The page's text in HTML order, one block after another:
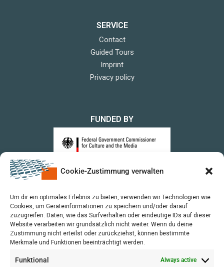
Cookie-Zustimmung verwalten
Um dir ein optimales Erlebnis zu bieten, verwenden wir Technologien wie
Cookies, um Geräteinformationen zu speichern und/oder darauf
zuzugreifen. Daten, wie das Surfverhalten oder eindeutige IDs auf dieser
Website verarbeiten wir grundsätzlich nicht weiter. Wenn du deine
Zustimmung nicht erteilst oder zurückziehst, können bestimmte
Merkmale und Funktionen beeinträchtigt werden.
Funktional Always active
SERVICE
Contact
Guided Tours
Imprint
Privacy policy
FUNDED BY